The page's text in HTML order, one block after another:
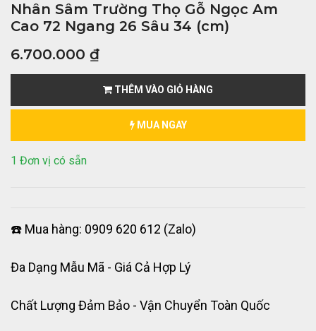
Nhân Sâm Trường Thọ Gỗ Ngọc Am
Cao 72 Ngang 26 Sâu 34 (cm)
6.700.000 ₫
THÊM VÀO GIỎ HÀNG
MUA NGAY
1 Đơn vị có sẵn
☎️ Mua hàng: 0909 620 612 (Zalo)
Đa Dạng Mẫu Mã - Giá Cả Hợp Lý
Chất Lượng Đảm Bảo - Vận Chuyển Toàn Quốc